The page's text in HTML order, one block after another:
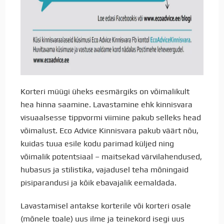
Korteri müügi üheks eesmärgiks on võimalikult
hea hinna saamine. Lavastamine ehk kinnisvara
visuaalsesse tippvormi viimine pakub selleks head
võimalust. Eco Advice Kinnisvara pakub väärt nõu,
kuidas tuua esile kodu parimad küljed ning
võimalik potentsiaal – maitsekad värvilahendused,
hubasus ja stilistika, vajadusel teha mõningaid
pisiparandusi ja kõik ebavajalik eemaldada.
Lavastamisel antakse korterile või korteri osale
(mõnele toale) uus ilme ja teinekord isegi uus